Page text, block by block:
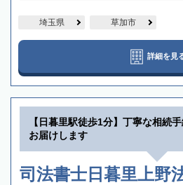
埼玉県 草加市
詳細を見
【日暮里駅徒歩1分】丁寧な相続
お届けします
司法書士日暮里上野